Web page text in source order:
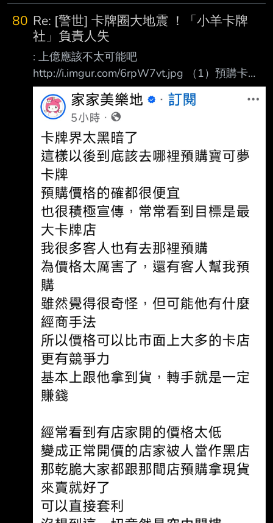
80 Re: [警世] 卡牌圈大地震 ！「小羊卡牌
社」負責人失
: 上億應該不太可能吧
http://i.imgur.com/6rpW7vt.jpg （1）預購卡牌
商品，價格便宜的不可思議 （2）沒有宣傳
［X］積極宣傳［O］ （3）同業直接跟他進貨
然後出售都會賺 （4）因為價格太猛正常價格的
店家被視為黑店 （5）直接爆割一波韭菜 （6）
就算出事了以後預購玩家還是會找最便宜，這就
是天性 就前半年先放長線釣大魚 給你賠本價，
做大團購群組和口碑 玩家爭相走告來這買超便
宜 甚至其他卡牌店直接跟他進貨再賣都能獲利
等上鉤的魚夠多 直接颯爽退群，人間蒸發 不是
什麼嶄新的手法 也不